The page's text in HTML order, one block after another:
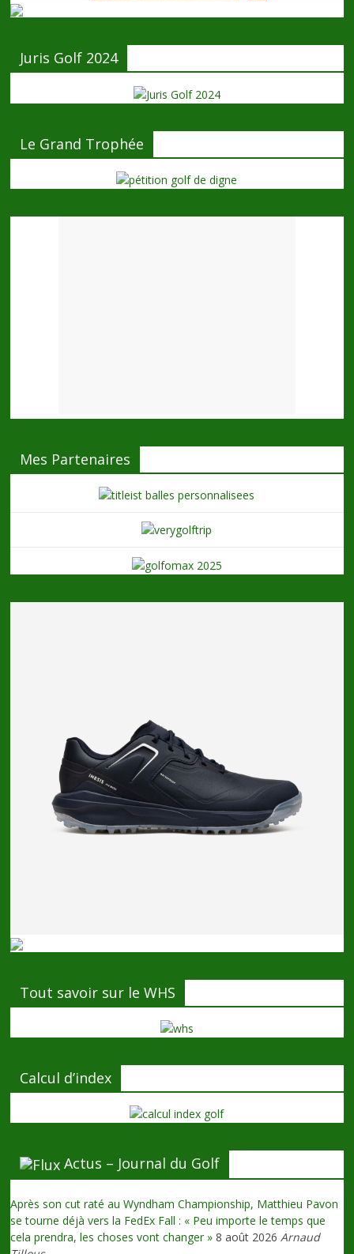
Juris Golf 2024
Le Grand Trophée
Mes Partenaires
Tout savoir sur le WHS
Calcul d’index
Actus – Journal du Golf
Après son cut raté au Wyndham Championship, Matthieu Pavon
se tourne déjà vers la FedEx Fall : « Peu importe le temps que
cela prendra, les choses vont changer » 8 août 2026 Arnaud